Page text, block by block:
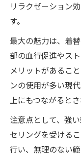
リラクゼーション
す。
最大の魅力は、着
部の血行促進やス
メリットがあるこ
ンの使用が多い現
上にもつながるとさ
注意点として、強
セリングを受ける
行い、無理のない